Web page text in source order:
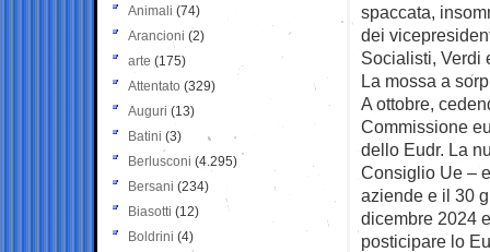
spaccata,
dei
Socialisti, Verdi
La mossa a
A ottobre,
Commissione
dello Eudr. La
Consiglio Ue –
aziende e il 30
dicembre 2024
posticipare lo
Animali (74)
Arancioni (2)
arte (175)
Attentato (329)
Auguri (13)
Batini (3)
Berlusconi (4.295)
Bersani (234)
Biasotti (12)
Boldrini (4)